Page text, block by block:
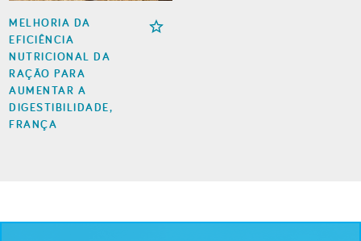
MELHORIA DA
EFICIÊNCIA
NUTRICIONAL DA
RAÇÃO PARA
AUMENTAR A
DIGESTIBILIDADE,
FRANÇA